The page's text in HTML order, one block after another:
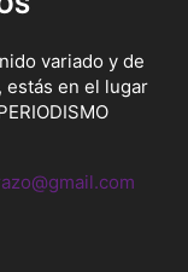
variado y de
estás en el lugar